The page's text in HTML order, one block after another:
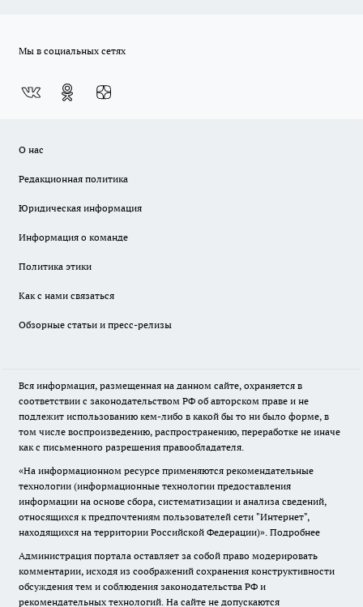
Мы в социальных сетях
О нас
Редакционная политика
Юридическая информация
Информация о команде
Политика этики
Как с нами связаться
Обзорные статьи и пресс-релизы
Вся информация, размещенная на данном сайте, охраняется в
соответствии с законодательством РФ об авторском праве и не
подлежит использованию кем-либо в какой бы то ни было форме, в
том числе воспроизведению, распространению, переработке не иначе
как с письменного разрешения правообладателя.
«На информационном ресурсе применяются рекомендательные
технологии (информационные технологии предоставления
информации на основе сбора, систематизации и анализа сведений,
относящихся к предпочтениям пользователей сети "Интернет",
находящихся на территории Российской Федерации)». Подробнее
Администрация портала оставляет за собой право модерировать
комментарии, исходя из соображений сохранения конструктивности
обсуждения тем и соблюдения законодательства РФ и
рекомендательных технологий. На сайте не допускаются